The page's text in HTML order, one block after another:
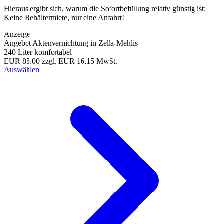
Hieraus ergibt sich, warum die Sofortbefüllung relativ günstig ist:
Keine Behältermiete, nur eine Anfahrt!
Anzeige
Angebot Aktenvernichtung in Zella-Mehlis
240 Liter komfortabel
EUR 85,00 zzgl. EUR 16,15 MwSt.
Auswählen